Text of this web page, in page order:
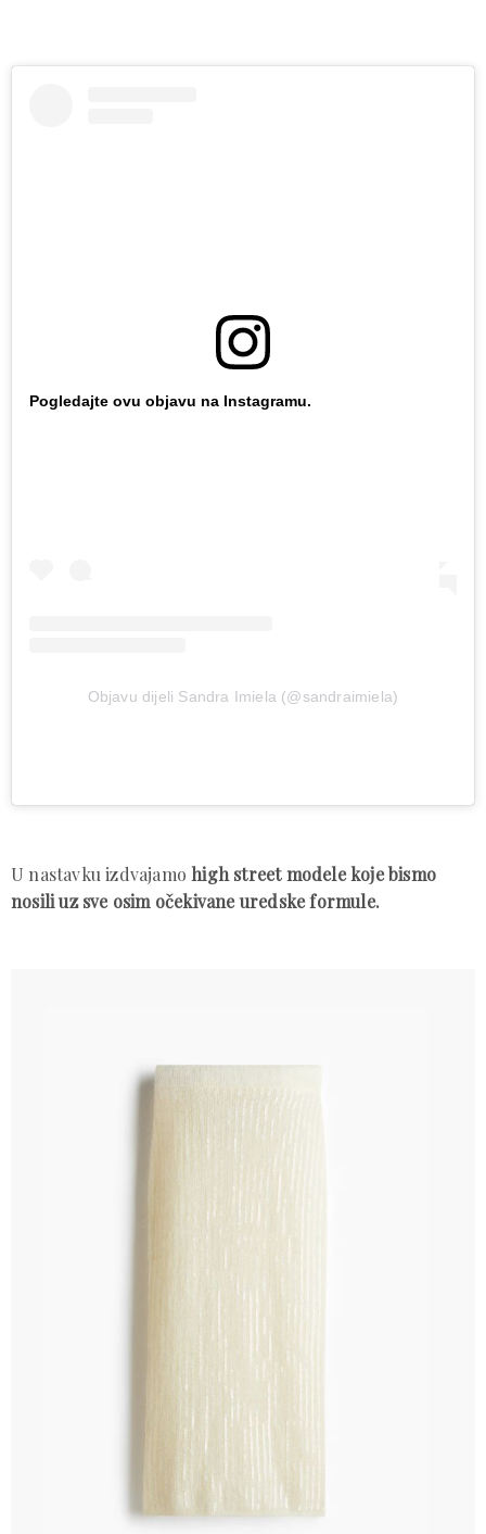
Pogledajte ovu objavu na Instagramu.
Objavu dijeli Sandra Imiela (@sandraimiela)
U nastavku izdvajamo high street modele koje bismo
nosili uz sve osim očekivane uredske formule.